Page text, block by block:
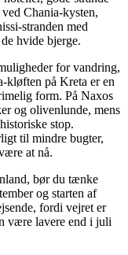
Chania-kysten,
stranden med
hvide bjerge.
for vandring,
kløften på Kreta er en
form. På Naxos
og olivenlunde, mens
stop.
til mindre bugter,
at nå.
bør du tænke
og starten af
fordi vejret er
være lavere end i juli